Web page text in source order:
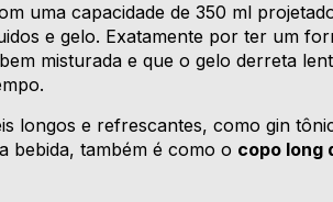
uma capacidade de 350 ml
e gelo. Exatamente por ter um
misturada e que o gelo derreta
longos e refrescantes, como gin
bebida, também é como o copo long